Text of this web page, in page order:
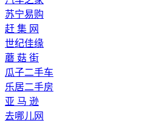
苏宁易购
赶 集 网
世纪佳缘
蘑 菇 街
瓜子二手车
乐居二手房
亚 马 逊
去哪儿网